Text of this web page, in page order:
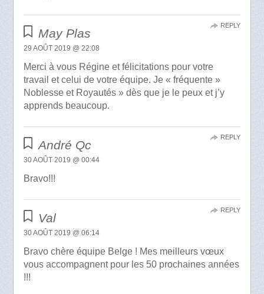
May Plas
29 AOÛT 2019 @ 22:08
Merci à vous Régine et félicitations pour votre
travail et celui de votre équipe. Je « fréquente »
Noblesse et Royautés » dès que je le peux et j’y
apprends beaucoup.
REPLY
André Qc
30 AOÛT 2019 @ 00:44
Bravo!!!
REPLY
Val
30 AOÛT 2019 @ 06:14
Bravo chère équipe Belge ! Mes meilleurs vœux
vous accompagnent pour les 50 prochaines années
!!!
REPLY